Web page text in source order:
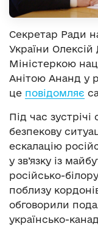
Секретар Ради
України Олексій
Міністеркою
Анітою Ананд у
це повідомляє
Під час
безпекову
ескалацію
у зв’язку із
російсько-
поблизу
обговорили
українсько-